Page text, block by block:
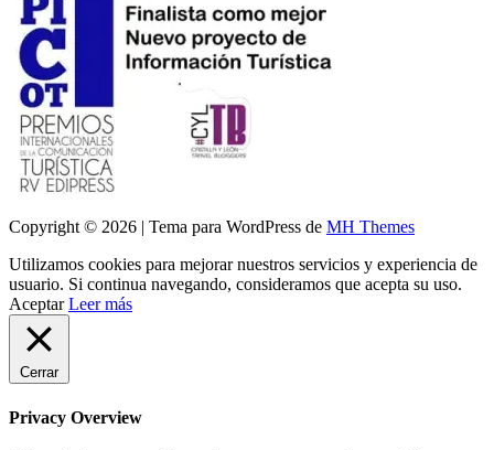
Copyright © 2026 | Tema para WordPress de MH Themes
Utilizamos cookies para mejorar nuestros servicios y experiencia de
usuario. Si continua navegando, consideramos que acepta su uso.
Aceptar Leer más
Cerrar
Privacy Overview